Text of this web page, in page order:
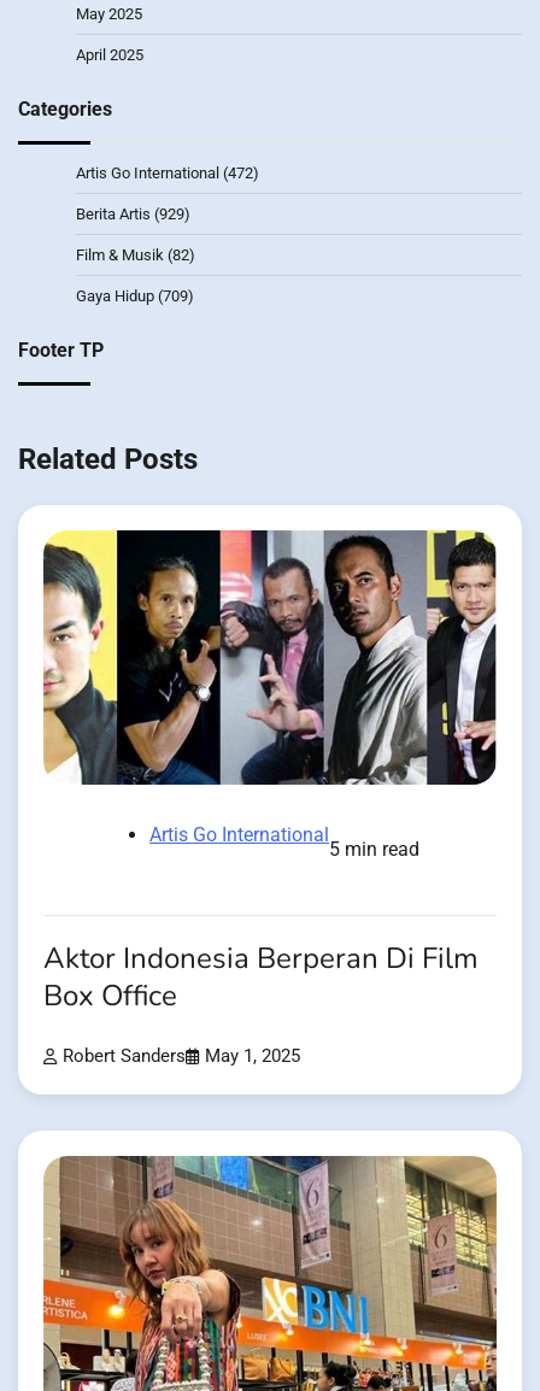
May 2025
April 2025
Categories
Artis Go International (472)
Berita Artis (929)
Film & Musik (82)
Gaya Hidup (709)
Footer TP
Related Posts
Artis Go International
5 min read
Aktor Indonesia Berperan Di Film
Box Office
Robert Sanders May 1, 2025